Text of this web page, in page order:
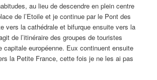
au lieu de descendre en plein centre
de l’Etoile et je continue par le Pont des
vers la cathédrale et bifurque ensuite vers la
de l’itinéraire des groupes de touristes
capitale européenne. Eux continuent ensuite
la Petite France, cette fois je ne les ai pas